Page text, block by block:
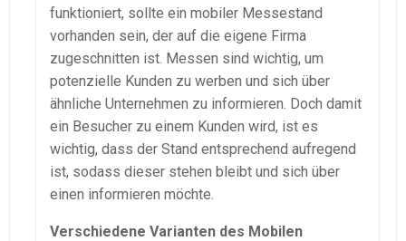
funktioniert, sollte ein mobiler Messestand
vorhanden sein, der auf die eigene Firma
zugeschnitten ist. Messen sind wichtig, um
potenzielle Kunden zu werben und sich über
ähnliche Unternehmen zu informieren. Doch damit
ein Besucher zu einem Kunden wird, ist es
wichtig, dass der Stand entsprechend aufregend
ist, sodass dieser stehen bleibt und sich über
einen informieren möchte.
Verschiedene Varianten des Mobilen